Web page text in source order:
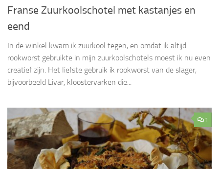
Franse Zuurkoolschotel met kastanjes en
eend
In de winkel kwam ik zuurkool tegen, en omdat ik altijd
rookworst gebruikte in mijn zuurkoolschotels moest ik nu even
creatief zijn. Het liefste gebruik ik rookworst van de slager,
bijvoorbeeld Livar, kloostervarken die...
1